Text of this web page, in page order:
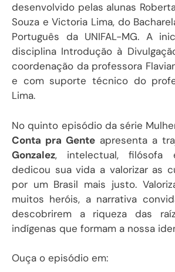
desenvolvido pelas alunas
Souza e Victoria Lima, do
Português da UNIFAL-MG. A
disciplina Introdução à
coordenação da professora
e com suporte técnico do
Lima.
No quinto episódio da série
Conta pra Gente apresenta a
Gonzalez, intelectual, filósofa
dedicou sua vida a valorizar as
por um Brasil mais justo.
muitos heróis, a narrativa
descobrirem a riqueza das
indígenas que formam a nossa
Ouça o episódio em: